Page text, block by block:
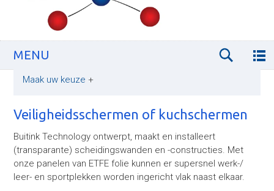
MENU
Maak uw keuze +
Veiligheidsschermen of kuchschermen
Buitink Technology ontwerpt, maakt en installeert
(transparante) scheidingswanden en -constructies. Met
onze panelen van ETFE folie kunnen er supersnel werk-/
leer- en sportplekken worden ingericht vlak naast elkaar.